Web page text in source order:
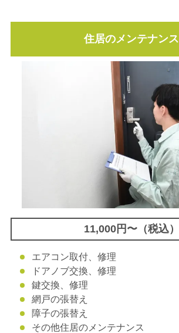
住居のメンテナンス
11,000円〜（税込）
エアコン取付、修理
ドアノブ交換、修理
鍵交換、修理
網戸の張替え
障子の張替え
その他住居のメンテナンス